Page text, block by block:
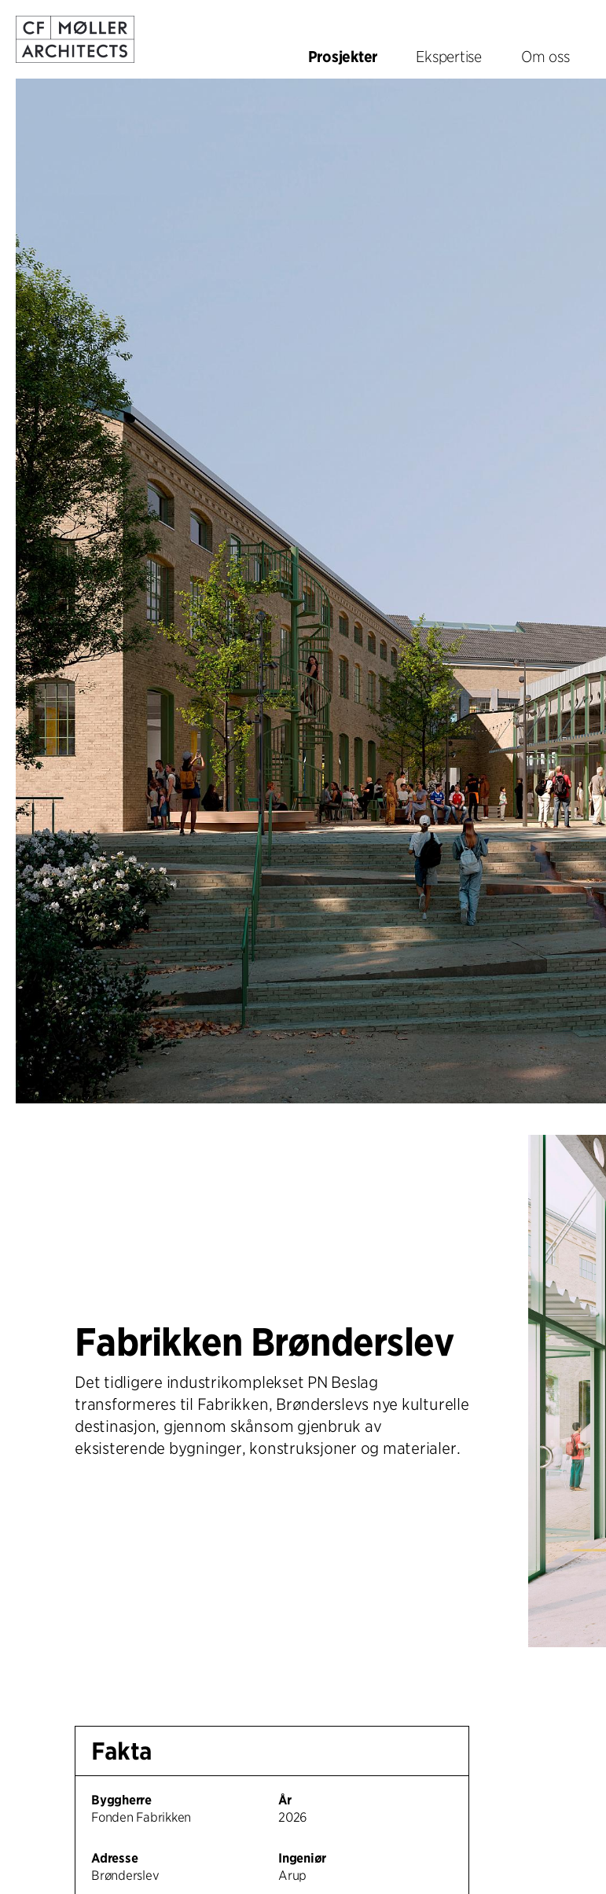
Prosjekter Ekspertise Om oss
Fabrikken Brønderslev
Det tidligere industrikomplekset PN Beslag
transformeres til Fabrikken, Brønderslevs nye kulturelle
destinasjon, gjennom skånsom gjenbruk av
eksisterende bygninger, konstruksjoner og materialer.
Fakta
Byggherre
Fonden Fabrikken
Adresse
Brønderslev
År
2026
Ingeniør
Arup